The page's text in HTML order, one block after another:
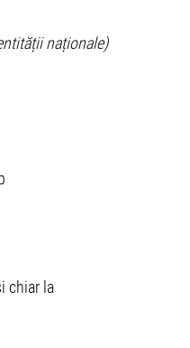
naționale)
chiar la